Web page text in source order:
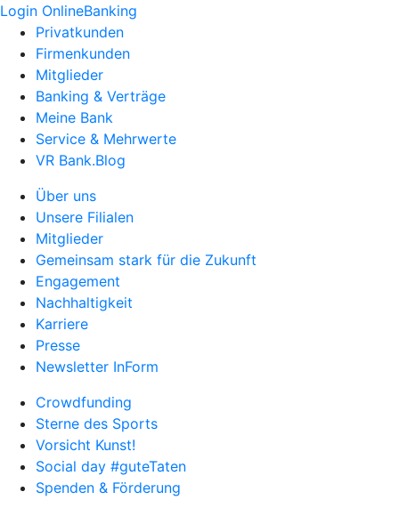
Login OnlineBanking
Privatkunden
Firmenkunden
Mitglieder
Banking & Verträge
Meine Bank
Service & Mehrwerte
VR Bank.Blog
Über uns
Unsere Filialen
Mitglieder
Gemeinsam stark für die Zukunft
Engagement
Nachhaltigkeit
Karriere
Presse
Newsletter InForm
Crowdfunding
Sterne des Sports
Vorsicht Kunst!
Social day #guteTaten
Spenden & Förderung